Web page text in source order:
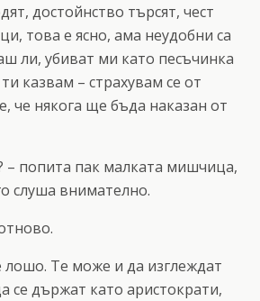
достойнство търсят, чест
това е ясно, ама неудобни са
ли, убиват ми като песъчинка
казвам – страхувам се от
че някога ще бъда наказан от
– попита пак малката мишчица,
слуша внимателно.
лошо. Те може и да изглеждат
се държат като аристократи,